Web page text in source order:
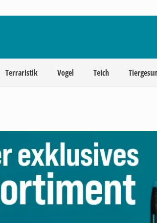
Terraristik Vogel Teich